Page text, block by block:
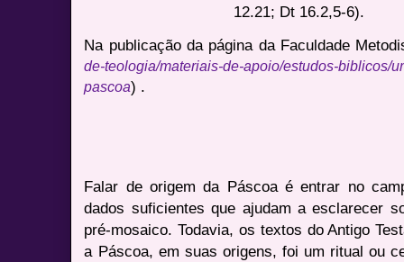
12.21; Dt 16.2,5-6).
Na publicação da página da Faculdade
de-teologia/materiais-de-apoio/estudos-biblicos/
pascoa) .
Falar de origem da Páscoa é entrar no
dados suficientes que ajudam a esclarecer
pré-mosaico. Todavia, os textos do Antigo
a Páscoa, em suas origens, foi um ritual ou